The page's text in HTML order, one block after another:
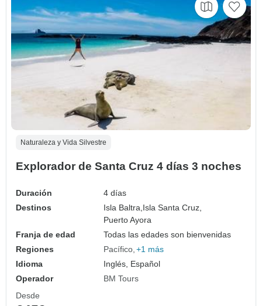
Naturaleza y Vida Silvestre
Explorador de Santa Cruz 4 días 3 noches
Duración
4 días
Destinos
Isla Baltra, Isla Santa Cruz,
Puerto Ayora
Franja de edad
Todas las edades son bienvenidas
Regiones
Pacífico +1 más
Idioma
Inglés, Español
Operador
BM Tours
Desde